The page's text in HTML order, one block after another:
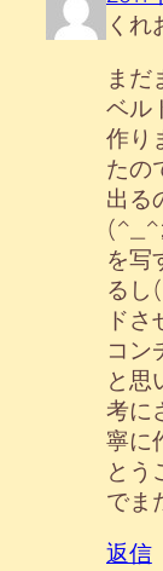
くれ
まだ
ベル
作り
たの
出る
を写
るし
ド
コン
と思
考に
寧に
とう
でま
返信